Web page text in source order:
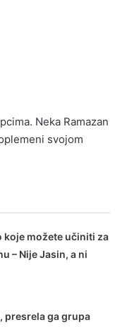
Neka Ramazan
svojom
koje možete učiniti za
– Nije Jasin, a ni
presrela ga grupa